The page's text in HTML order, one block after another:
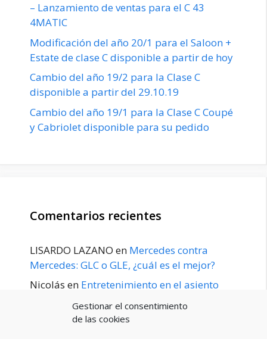
Gestionar el consentimiento
de las cookies
– Lanzamiento de ventas para el C 43
4MATIC
Modificación del año 20/1 para el Saloon +
Estate de clase C disponible a partir de hoy
Cambio del año 19/2 para la Clase C
disponible a partir del 29.10.19
Cambio del año 19/1 para la Clase C Coupé
y Cabriolet disponible para su pedido
Comentarios recientes
LISARDO LAZANO en Mercedes contra
Mercedes: GLC o GLE, ¿cuál es el mejor?
Nicolás en Entretenimiento en el asiento
trasero para el GLE / GLS disponible a
principios de 2020